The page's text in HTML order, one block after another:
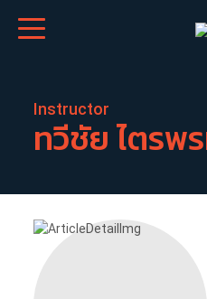
Instructor
ทวีชัย ไตรพ